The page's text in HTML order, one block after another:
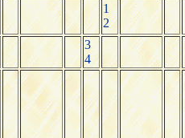
1
2
3
4